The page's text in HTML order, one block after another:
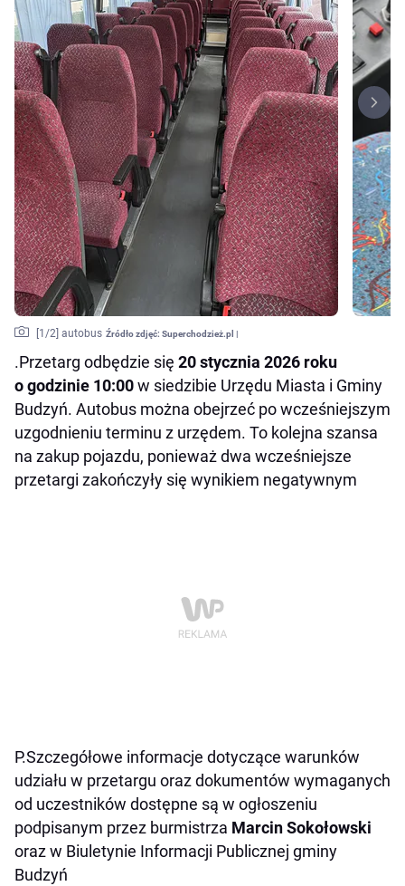
1 /2] autobus Źródło zdjęć: Superchodzież.pl |
.Przetarg odbędzie się 20 stycznia 2026 roku
o godzinie 10:00w siedzibie Urzędu Miasta i Gminy
Budzyń. Autobus można obejrzeć po wcześniejszym
uzgodnieniu terminu z urzędem. To kolejna szansa
na zakup pojazdu, ponieważ dwa wcześniejsze
przetargi zakończyły się wynikiem negatywnym
P.Szczegółowe informacje dotyczące warunków
udziału w przetargu oraz dokumentów wymaganych
od uczestników dostępne są w ogłoszeniu
podpisanym przez burmistrza Marcin Sokołowski
oraz w Biuletynie Informacji Publicznej gminy
Budzyń